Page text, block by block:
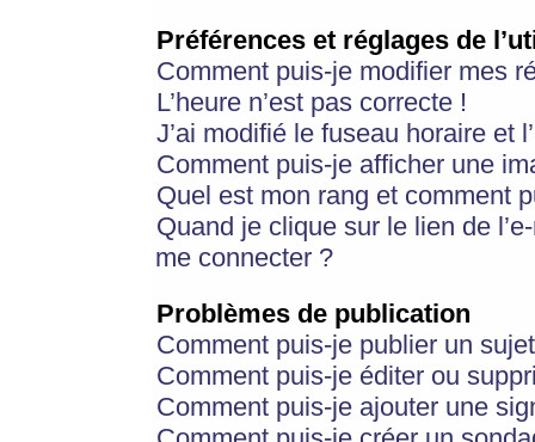
Préférences et réglages de
Comment puis-je modifier mes
L’heure n’est pas correcte !
J’ai modifié le fuseau horaire et
Comment puis-je afficher une
Quel est mon rang et comment
Quand je clique sur le lien de
me connecter ?
Problèmes de publication
Comment puis-je publier un
Comment puis-je éditer ou
Comment puis-je ajouter une